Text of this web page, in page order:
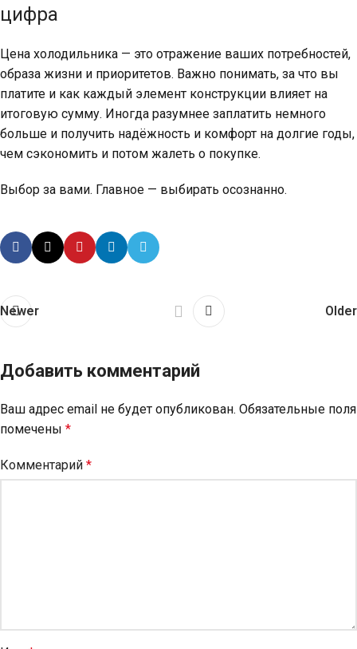
цифра
Цена холодильника — это отражение ваших потребностей,
образа жизни и приоритетов. Важно понимать, за что вы
платите и как каждый элемент конструкции влияет на
итоговую сумму. Иногда разумнее заплатить немного
больше и получить надёжность и комфорт на долгие годы,
чем сэкономить и потом жалеть о покупке.
Выбор за вами. Главное — выбирать осознанно.
Newer Older
Добавить комментарий
Ваш адрес email не будет опубликован. Обязательные поля
помечены *
Комментарий *